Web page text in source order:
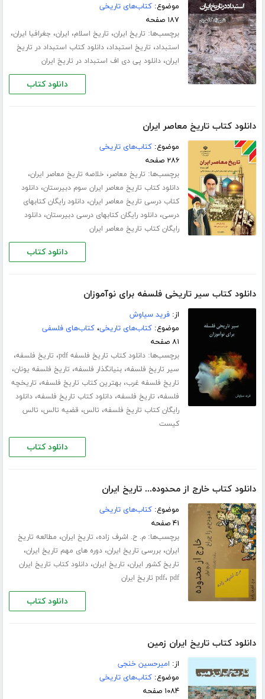
موضوع:کتاب‌های تاریخی
۱۸۷ صفحه
برچسب‌ها: تاریخ ایران، تاریخ اسلام، ایران، جغرافیا ایران،
استبداد، تاریخ استبداد،دانلود کتاب استبداد در تاریخ
ایران،دانلود پی دی اف استبداد در تاریخ ایران
دانلود کتاب
دانلود کتاب تاریخ معاصر ایران
موضوع:کتاب‌های تاریخی
۲۸۶ صفحه
برچسب‌ها: تاریخ معاصر، خلاصه تاریخ معاصر ایران،
دانلود کتاب تاریخ معاصر ایران سوم دبیرستان،دانلود
کتاب درسی تاریخ معاصر ایران،دانلود رایگان کتابهای
درسی،دانلود رایگان کتابهای درسی دبیرستان،دانلود
رایگان کتاب تاریخ معاصر ایران
دانلود کتاب
دانلود کتاب سیر تاریخی فلسفه برای نوآموزان
از:فرید سیاوش
موضوع:کتاب‌های تاریخی،کتاب‌های فلسفی
۸۱ صفحه
برچسب‌ها:دانلود کتاب تاریخ فلسفه pdf ، تاریخ فلسفه،
سیر تاریخ فلسفه،بنیانگذار فلسفه، تاریخ فلسفه یونان،
تاریخ فلسفه غرب،بهترین کتاب تاریخ فلسفه، تاریخچه
فلسفه، تاریخ فلسفه،دانلود کتاب تاریخ فلسفه،دانلود
رایگان کتاب تاریخ فلسفه، تالس، قضیه تالس، تالس
کیست
دانلود کتاب
دانلود کتاب خارج از محدوده... تاریخ ایران
موضوع:کتاب‌های تاریخی
۴۱ صفحه
برچسب‌ها:م. ح. اشرف زاده، تاریخ ایران، مطالعه تاریخ
ایران،بررسی تاریخ ایران،دوره های مهم تاریخ ایران،
تاریخ کشور ایران، تاریخ ایران،دانلود کتاب تاریخ ایران
pdf، pdf تاریخ ایران
دانلود کتاب
دانلود کتاب تاریخ ایران زمین
از: امیرحسین خنجی
موضوع:کتاب‌های تاریخی
۱۰۸۴ صفحه